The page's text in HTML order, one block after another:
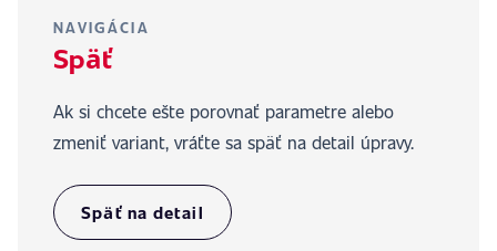
NAVIGÁCIA
Späť
Ak si chcete ešte porovnať parametre alebo
zmeniť variant, vráťte sa späť na detail úpravy.
Späť na detail